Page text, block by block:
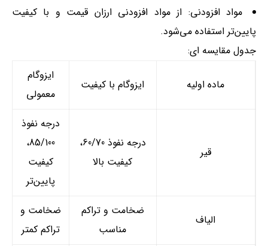
مواد افزودنی: از مواد افزودنی ارزان قیمت و با کیفیت
پایین‌تر استفاده می‌شود.
جدول مقایسه ای:
ماده اولیه ایزوگام با کیفیت
ایزوگام
معمولی
قیر
درجه نفوذ 60/70،
کیفیت بالا
درجه نفوذ
85/100،
کیفیت
پایین‌تر
الیاف
ضخامت و تراکم
مناسب
ضخامت و
تراکم کمتر